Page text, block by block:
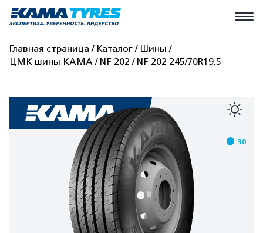
Главная страница Каталог
Шины
ЦМК шины КАМА
NF 202 NF 202 245/70R19.5
30